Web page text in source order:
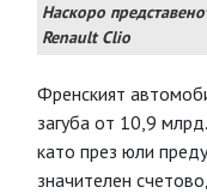
Наскоро
Renault Clio
Френският
загуба от 10,9
като през юли
значителен